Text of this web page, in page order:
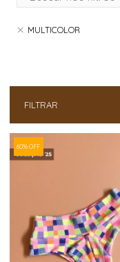
MULTICOLOR
FILTRAR
60% OFF